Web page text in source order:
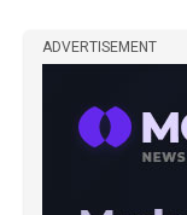
ADVERTISEMENT